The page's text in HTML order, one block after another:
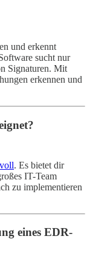
und erkennt
sucht nur
Signaturen. Mit
erkennen und
. Es bietet dir
IT-Team
zu implementieren
eines EDR-